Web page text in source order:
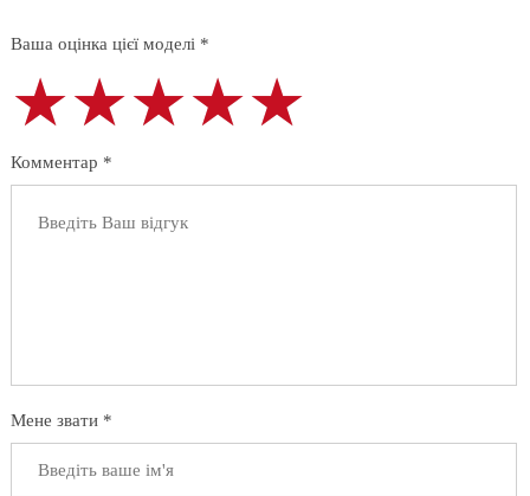
Ваша оцінка цієї моделі *
★★★★★
★★★★★
★★★★★
Комментар *
Мене звати *